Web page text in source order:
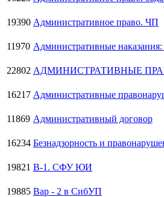
19390 Административное право. ЧП
11970 Административные
22802 АДМИНИСТРАТИВНЫЕ
16217 Административные
11869 Административный договор
16234 Безнадзорность и
19821 В-1. СФУ ЮИ
19885 Вар - 2 в СибУП